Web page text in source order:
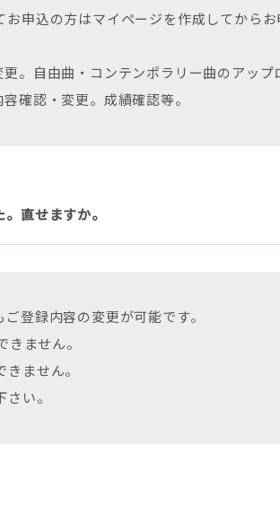
申込の方はマイページを作成してからお
。自由曲・コンテンポラリー曲のアップ
確認・変更。成績確認等。
直せますか。
登録内容の変更が可能です。
ません。
ません。
い。